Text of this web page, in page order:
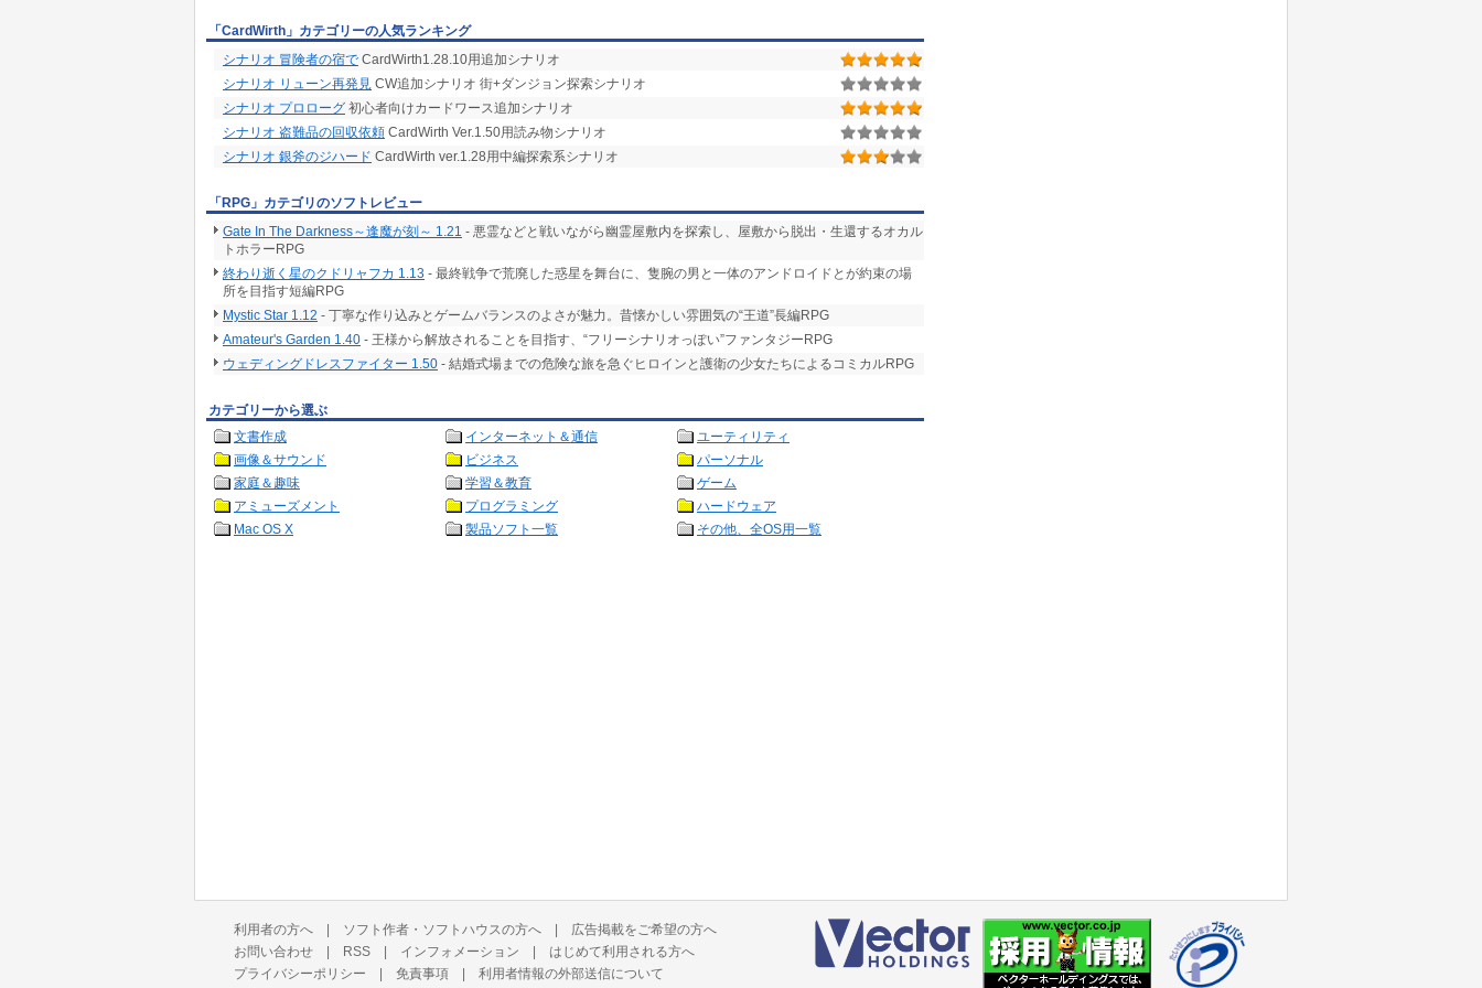
「CardWirth」カテゴリーの人気ランキング
シナリオ 冒険者の宿で CardWirth1.28.10用追加シナリオ
シナリオ リューン再発見 CW追加シナリオ 街+ダンジョン探索シナリオ
シナリオ プロローグ 初心者向けカードワース追加シナリオ
シナリオ 盗難品の回収依頼 CardWirth Ver.1.50用読み物シナリオ
シナリオ 銀斧のジハード CardWirth ver.1.28用中編探索系シナリオ
「RPG」カテゴリのソフトレビュー
Gate In The Darkness～逢魔が刻～ 1.21 - 悪霊などと戦いながら幽霊屋敷内を探索し、屋敷から脱出・生還するオカル
トホラーRPG
終わり逝く星のクドリャフカ 1.13 - 最終戦争で荒廃した惑星を舞台に、隻腕の男と一体のアンドロイドとが約束の場
所を目指す短編RPG
Mystic Star 1.12 - 丁寧な作り込みとゲームバランスのよさが魅力。昔懐かしい雰囲気の“王道”長編RPG
Amateur's Garden 1.40 - 王様から解放されることを目指す、“フリーシナリオっぽい”ファンタジーRPG
ウェディングドレスファイター 1.50 - 結婚式場までの危険な旅を急ぐヒロインと護衛の少女たちによるコミカルRPG
カテゴリーから選ぶ
文書作成
インターネット＆通信
ユーティリティ
画像＆サウンド
ビジネス
パーソナル
家庭＆趣味
学習＆教育
ゲーム
アミューズメント
プログラミング
ハードウェア
Mac OS X
製品ソフト一覧 その他、全OS用一覧
利用者の方へ | ソフト作者・ソフトハウスの方へ | 広告掲載をご希望の方へ
お問い合わせ | RSS | インフォメーション | はじめて利用される方へ
プライバシーポリシー | 免責事項 | 利用者情報の外部送信について